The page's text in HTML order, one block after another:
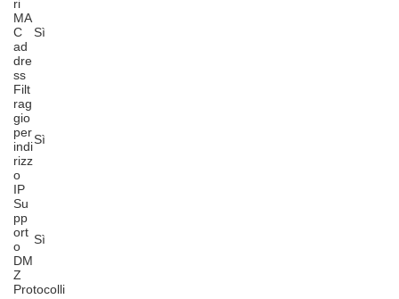
ri
MA
C
ad
dre
ss
Sì
Filt
rag
gio
per
indi
rizz
o
IP
Sì
Su
pp
ort
o
DM
Z
Sì
Protocolli